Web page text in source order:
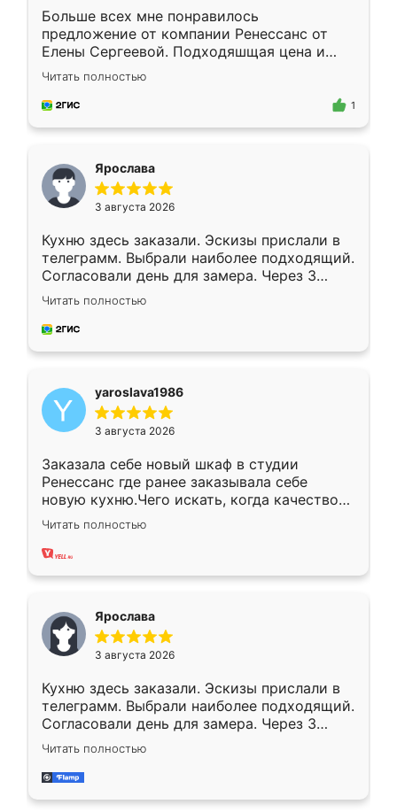
Больше всех мне понравилось
предложение от компании Ренессанс от
Елены Сергеевой. Подходяшщая цена и
короткие сроки изготовления. Приехавший
для замера сотрудник Владислав
предложил по моему эскизу самый
Читать полностью
1
Ярослава
3 августа 2026
Кухню здесь заказали. Эскизы прислали в
телеграмм. Выбрали наиболее подходящий.
Согласовали день для замера. Через 3
недели кухня была уже готова. Остались
довольны работой. Спасибо Ренессанс
мебель за качественную работу!
Читать полностью
yaroslava1986
3 августа 2026
Заказала себе новый шкаф в студии
Ренессанс где ранее заказывала себе
новую кухню.Чего искать, когда качеством
вполне довольна. Служит кухня уже почти
два года, нареканий нет.
Читать полностью
Ярослава
3 августа 2026
Кухню здесь заказали. Эскизы прислали в
телеграмм. Выбрали наиболее подходящий.
Согласовали день для замера. Через 3
недели кухня была уже готова. Остались
довольны работой. Спасибо Ренессанс
мебель за качественную работу!
Читать полностью